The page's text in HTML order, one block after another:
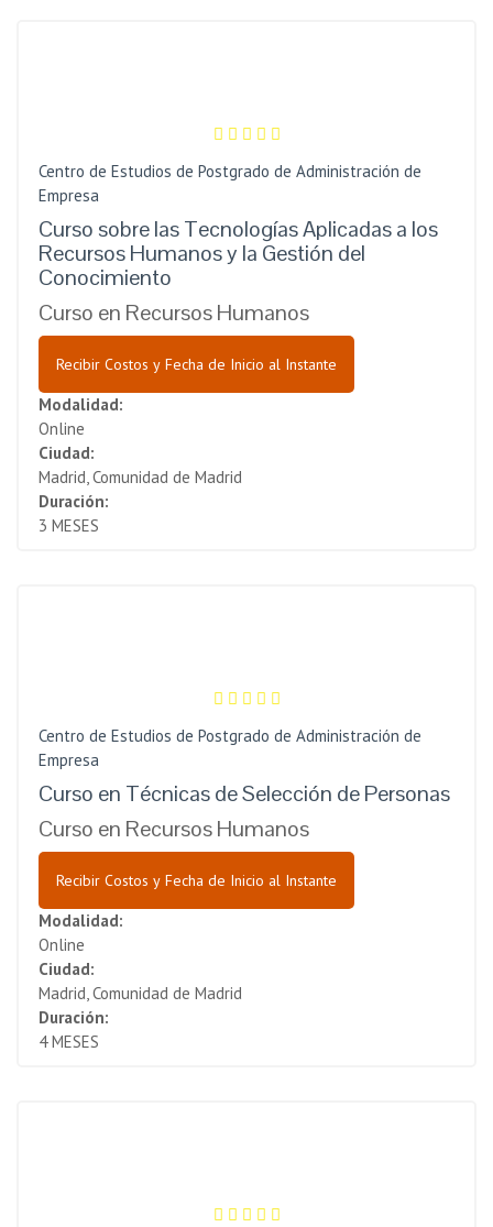
Centro de Estudios de Postgrado de Administración de
Empresa
Curso sobre las Tecnologías Aplicadas a los
Recursos Humanos y la Gestión del
Conocimiento
Curso en Recursos Humanos
Recibir Costos y Fecha de Inicio al Instante
Modalidad:
Online
Ciudad:
Madrid, Comunidad de Madrid
Duración:
3 MESES
Centro de Estudios de Postgrado de Administración de
Empresa
Curso en Técnicas de Selección de Personas
Curso en Recursos Humanos
Recibir Costos y Fecha de Inicio al Instante
Modalidad:
Online
Ciudad:
Madrid, Comunidad de Madrid
Duración:
4 MESES